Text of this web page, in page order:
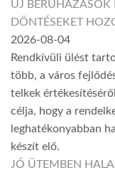
ÚJ BERUHÁZÁSOK
DÖNTÉSEKET
2026-08-04
Rendkívüli ülést
több, a város
telkek
célja, hogy a
leghatékonyabban
készít elő.
JÓ ÜTEMBEN